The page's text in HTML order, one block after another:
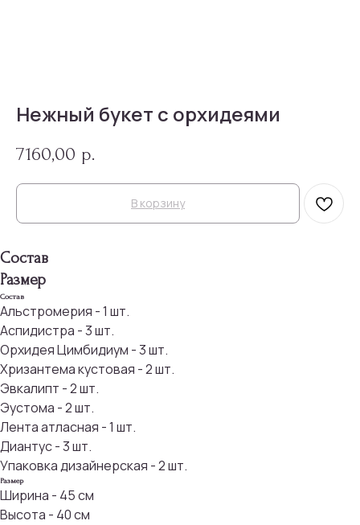
Нежный букет с орхидеями
7160,00 р.
В корзину
Состав
Размер
Состав
Альстромерия - 1 шт.
Аспидистра - 3 шт.
Орхидея Цимбидиум - 3 шт.
Хризантема кустовая - 2 шт.
Эвкалипт - 2 шт.
Эустома - 2 шт.
Лента атласная - 1 шт.
Диантус - 3 шт.
Упаковка дизайнерская - 2 шт.
Размер
Ширина - 45 см
Высота - 40 см